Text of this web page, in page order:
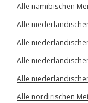
Alle namibischen
Alle
Alle
Alle
Alle
Alle nordirischen